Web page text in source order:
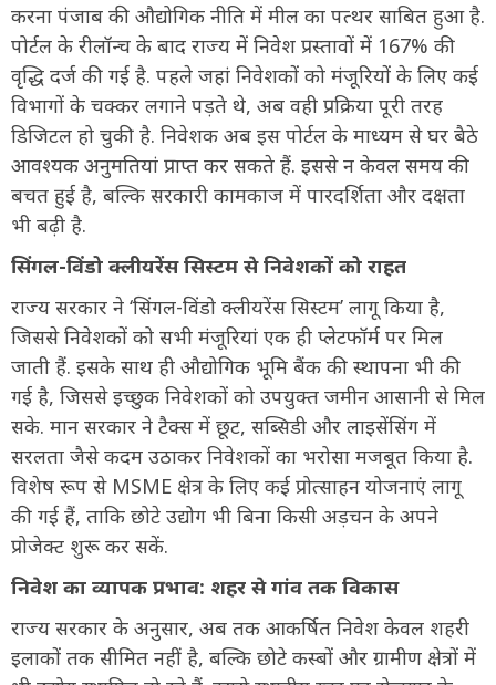
करना पंजाब की औद्योगिक नीति में मील का पत्थर साबित हुआ है.
पोर्टल के रीलॉन्च के बाद राज्य में निवेश प्रस्तावों में 167% की
वृद्धि दर्ज की गई है. पहले जहां निवेशकों को मंजूरियों के लिए कई
विभागों के चक्कर लगाने पड़ते थे, अब वही प्रक्रिया पूरी तरह
डिजिटल हो चुकी है. निवेशक अब इस पोर्टल के माध्यम से घर बैठे
आवश्यक अनुमतियां प्राप्त कर सकते हैं. इससे न केवल समय की
बचत हुई है, बल्कि सरकारी कामकाज में पारदर्शिता और दक्षता
भी बढ़ी है.
सिंगल-विंडो क्लीयरेंस सिस्टम से निवेशकों को राहत
राज्य सरकार ने ‘सिंगल-विंडो क्लीयरेंस सिस्टम’ लागू किया है,
जिससे निवेशकों को सभी मंजूरियां एक ही प्लेटफॉर्म पर मिल
जाती हैं. इसके साथ ही औद्योगिक भूमि बैंक की स्थापना भी की
गई है, जिससे इच्छुक निवेशकों को उपयुक्त जमीन आसानी से मिल
सके. मान सरकार ने टैक्स में छूट, सब्सिडी और लाइसेंसिंग में
सरलता जैसे कदम उठाकर निवेशकों का भरोसा मजबूत किया है.
विशेष रूप से MSME क्षेत्र के लिए कई प्रोत्साहन योजनाएं लागू
की गई हैं, ताकि छोटे उद्योग भी बिना किसी अड़चन के अपने
प्रोजेक्ट शुरू कर सकें.
निवेश का व्यापक प्रभाव: शहर से गांव तक विकास
राज्य सरकार के अनुसार, अब तक आकर्षित निवेश केवल शहरी
इलाकों तक सीमित नहीं है, बल्कि छोटे कस्बों और ग्रामीण क्षेत्रों में